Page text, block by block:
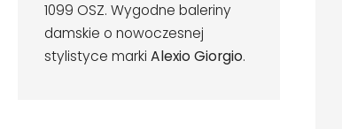
1099 OSZ. Wygodne baleriny
damskie o nowoczesnej
stylistyce marki Alexio Giorgio.